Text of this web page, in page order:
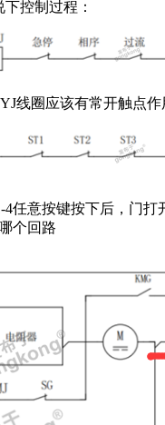
控制过程：
线圈应该有常开触点
任意按键按下后，门打
个回路